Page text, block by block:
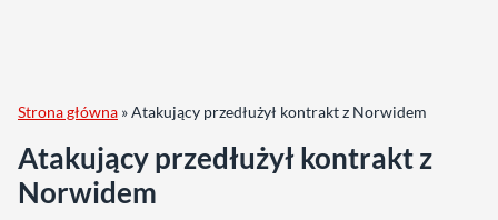
Strona główna »Atakujący przedłużył kontrakt z Norwidem
Atakujący przedłużył kontrakt z
Norwidem